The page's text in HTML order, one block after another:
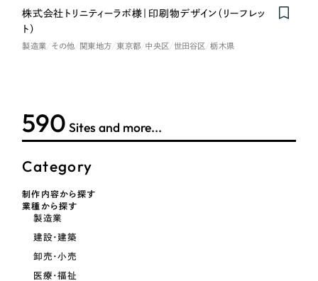
イエロー・黄色
ブルー・青色
パープル・紫色
590 Sites and more...
Category
制作内容から探す
業種から探す
製造業
建設・建築
卸売・小売
医療・福祉
株式会社トリニティーラボ様｜印刷物デザイン（リーフレッ
ト）
製造業 その他 関東地方 東京都 中央区 世田谷区 栃木県